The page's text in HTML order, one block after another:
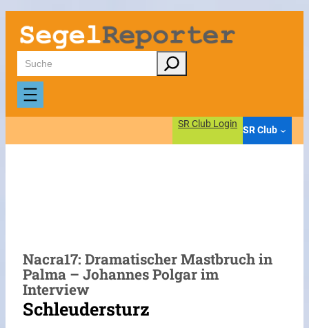
Zum
Inhalt
springen
Suchen
SR Club Login
SR Club
Nacra17: Dramatischer Mastbruch in
Palma – Johannes Polgar im
Interview
Schleudersturz